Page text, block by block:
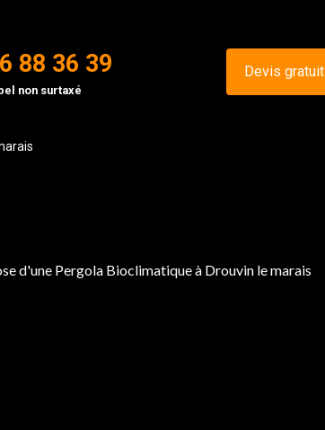
88 36 39
non surtaxé
Devis gratuit
d'une Pergola Bioclimatique à Drouvin le marais